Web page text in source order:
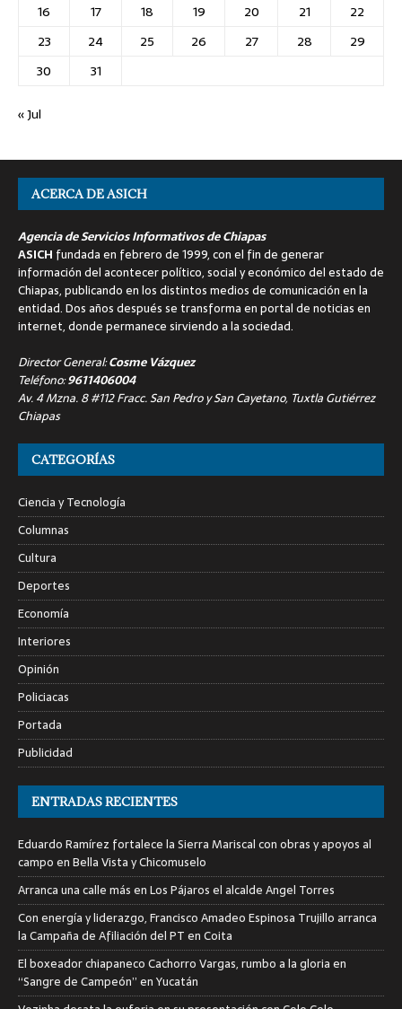
16
17 18 19 20 21
22
23
24 25 26 27 28
29
30
31
« Jul
ACERCA DE ASICH
Agencia de Servicios Informativos de Chiapas
ASICH fundada en febrero de 1999, con el fin de generar
información del acontecer político, social y económico del estado de
Chiapas, publicando en los distintos medios de comunicación en la
entidad. Dos años después se transforma en portal de noticias en
internet, donde permanece sirviendo a la sociedad.
Director General:Cosme Vázquez
Teléfono:9611406004
Av. 4 Mzna. 8 #112 Fracc. San Pedro y San Cayetano, Tuxtla Gutiérrez
Chiapas
CATEGORÍAS
Ciencia y Tecnología
Columnas
Cultura
Deportes
Economía
Interiores
Opinión
Policiacas
Portada
Publicidad
ENTRADAS RECIENTES
Eduardo Ramírez fortalece la Sierra Mariscal con obras y apoyos al
campo en Bella Vista y Chicomuselo
Arranca una calle más en Los Pájaros el alcalde Angel Torres
Con energía y liderazgo, Francisco Amadeo Espinosa Trujillo arranca
la Campaña de Afiliación del PT en Coita
El boxeador chiapaneco Cachorro Vargas, rumbo a la gloria en
“Sangre de Campeón” en Yucatán